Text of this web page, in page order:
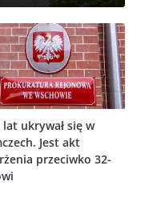
lat ukrywał się w
Jest akt
przeciwko 32-